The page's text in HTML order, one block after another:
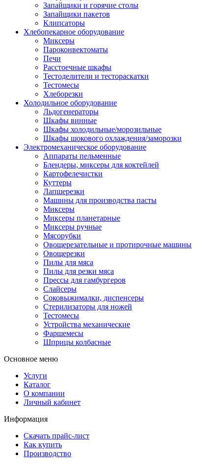
Запайщики и горячие столы
Запайщики пакетов
Клипсаторы
Хлебопекарное оборудование
Миксеры
Пароконвектоматы
Печи
Расстоечные шкафы
Тестоделители и тестораскатки
Тестомесы
Хлеборезки
Холодильное оборудование
Льдогенераторы
Шкафы винные
Шкафы холодильные/морозильные
Шкафы шокового охлаждения/заморозки
Электромеханическое оборудование
Аппараты пельменные
Блендеры, миксеры для коктейлей
Картофелечистки
Куттеры
Лапшерезки
Машины для производства пасты
Миксеры
Миксеры планетарные
Миксеры ручные
Мясорубки
Овощерезательные и протирочные машины
Овощерезки
Пилы для мяса
Пилы для резки мяса
Прессы для гамбургеров
Слайсеры
Соковыжималки, диспенсеры
Стерилизаторы для ножей
Тестомесы
Устройства механические
Фаршемесы
Шприцы колбасные
Основное меню
Услуги
Каталог
О компании
Личный кабинет
Информация
Скачать прайс-лист
Как купить
Производство